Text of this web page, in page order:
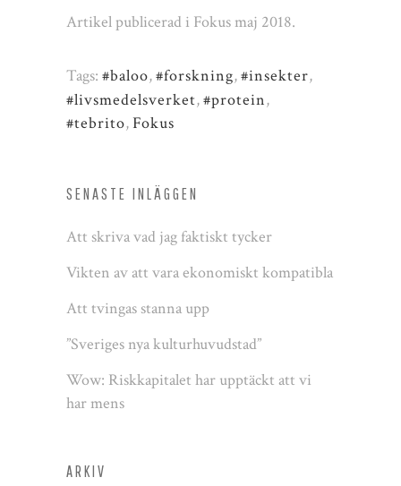
Artikel publicerad i Fokus maj 2018.
Tags: #baloo,#forskning,#insekter,
#livsmedelsverket,#protein,
#tebrito,Fokus
SENASTE INLÄGGEN
Att skriva vad jag faktiskt tycker
Vikten av att vara ekonomiskt kompatibla
Att tvingas stanna upp
”Sveriges nya kulturhuvudstad”
Wow: Riskkapitalet har upptäckt att vi
har mens
ARKIV